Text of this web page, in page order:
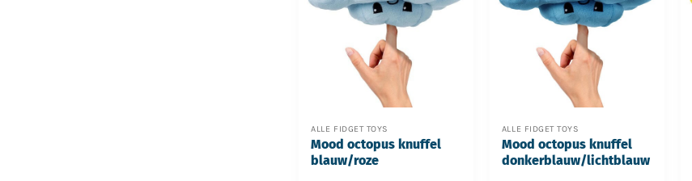
ALLE FIDGET TOYS
Mood octopus knuffel
blauw/roze
ALLE FIDGET TOYS
Mood octopus knuffel
donkerblauw/lichtblauw